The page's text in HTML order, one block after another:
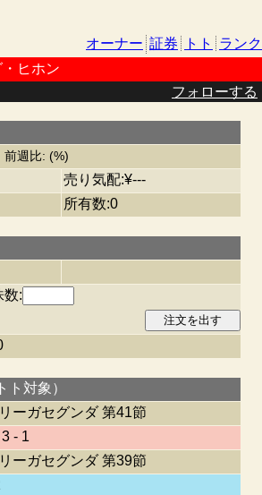
オーナー 証券 トト
ランク
ヒホン
フォローする
前週比: (%)
売り気配:¥---
所有数:0
数:
対象）
ーガセグンダ 第41節
3 - 1
ーガセグンダ 第39節